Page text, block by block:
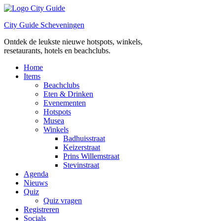
Ga
de
City Guide Scheveningen
Ontdek de leukste nieuwe hotspots, winkels,
resetaurants, hotels en beachclubs.
Home
Items
Beachclubs
Eten & Drinken
Evenementen
Hotspots
Musea
Winkels
Badhuisstraat
Keizerstraat
Prins Willemstraat
Stevinstraat
Agenda
Nieuws
Quiz
Quiz vragen
Registreren
Socials